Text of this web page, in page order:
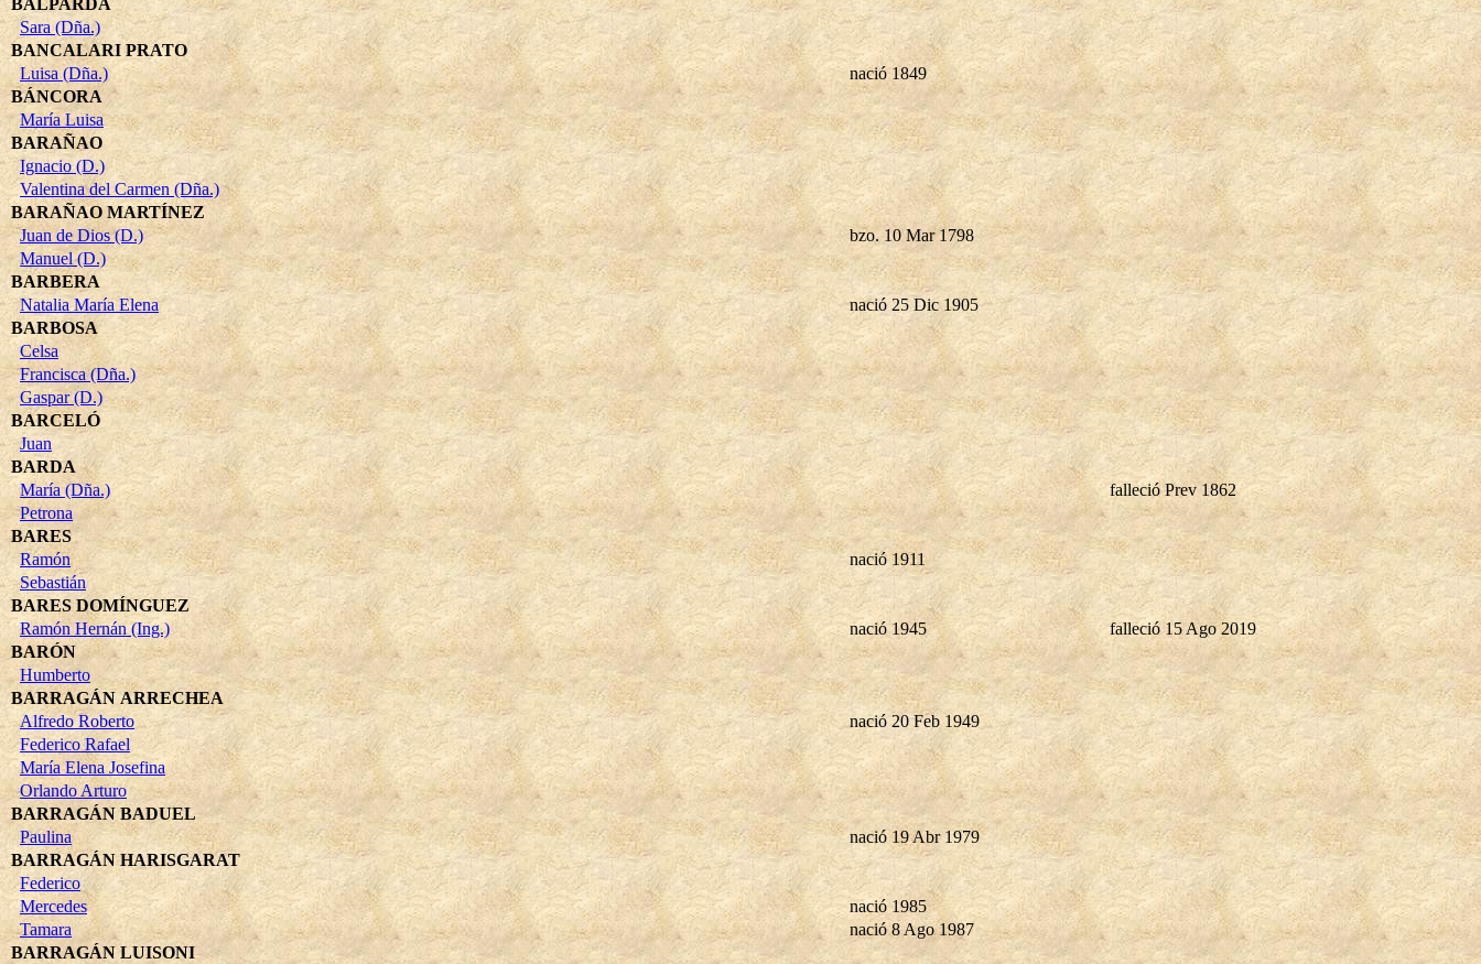
Sara (Dña.)
BANCALARI PRATO
Luisa (Dña.)
nació 1849
BÁNCORA
María Luisa
BARAÑAO
Ignacio (D.)
Valentina del Carmen (Dña.)
BARAÑAO MARTÍNEZ
Juan de Dios (D.)
bzo. 10 Mar 1798
Manuel (D.)
BARBERA
Natalia María Elena
nació 25 Dic 1905
BARBOSA
Celsa
Francisca (Dña.)
Gaspar (D.)
BARCELÓ
Juan
BARDA
María (Dña.)
falleció Prev 1862
Petrona
BARES
Ramón
nació 1911
Sebastián
BARES DOMÍNGUEZ
Ramón Hernán (Ing.)
nació 1945
falleció 15 Ago 2019
BARÓN
Humberto
BARRAGÁN ARRECHEA
Alfredo Roberto
nació 20 Feb 1949
Federico Rafael
María Elena Josefina
Orlando Arturo
BARRAGÁN BADUEL
Paulina
nació 19 Abr 1979
BARRAGÁN HARISGARAT
Federico
Mercedes
nació 1985
Tamara
nació 8 Ago 1987
BARRAGÁN LUISONI